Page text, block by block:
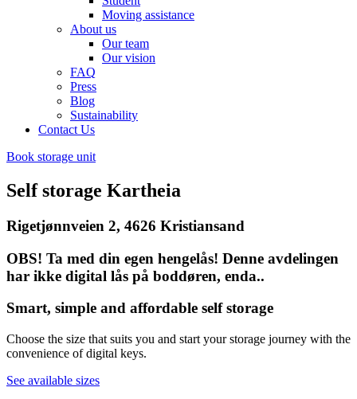
Moving assistance
About us
Our team
Our vision
FAQ
Press
Blog
Sustainability
Contact Us
Book storage unit
Self storage Kartheia
Rigetjønnveien 2, 4626 Kristiansand
OBS! Ta med din egen hengelås! Denne avdelingen
har ikke digital lås på boddøren, enda..
Smart, simple and affordable self storage
Choose the size that suits you and start your storage journey with the
convenience of digital keys.
See available sizes